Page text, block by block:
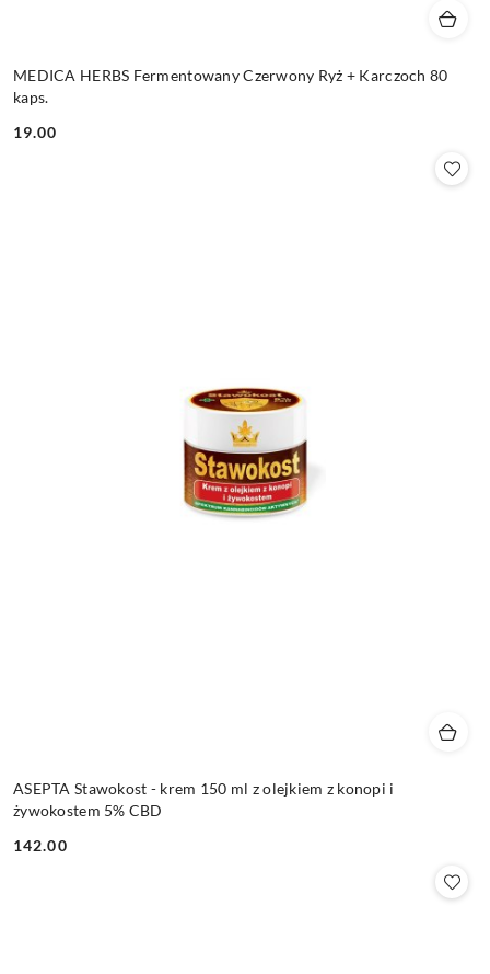
MEDICA HERBS Fermentowany Czerwony Ryż + Karczoch 80
kaps.
Cena:
19.00
ASEPTA Stawokost - krem 150 ml z olejkiem z konopi i
żywokostem 5% CBD
Cena:
142.00